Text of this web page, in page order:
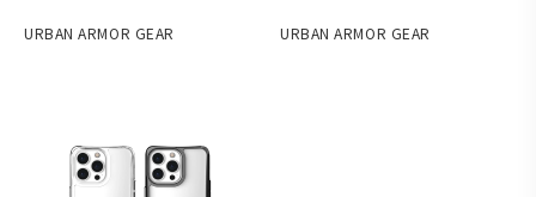
URBAN ARMOR GEAR URBAN ARMOR GEAR